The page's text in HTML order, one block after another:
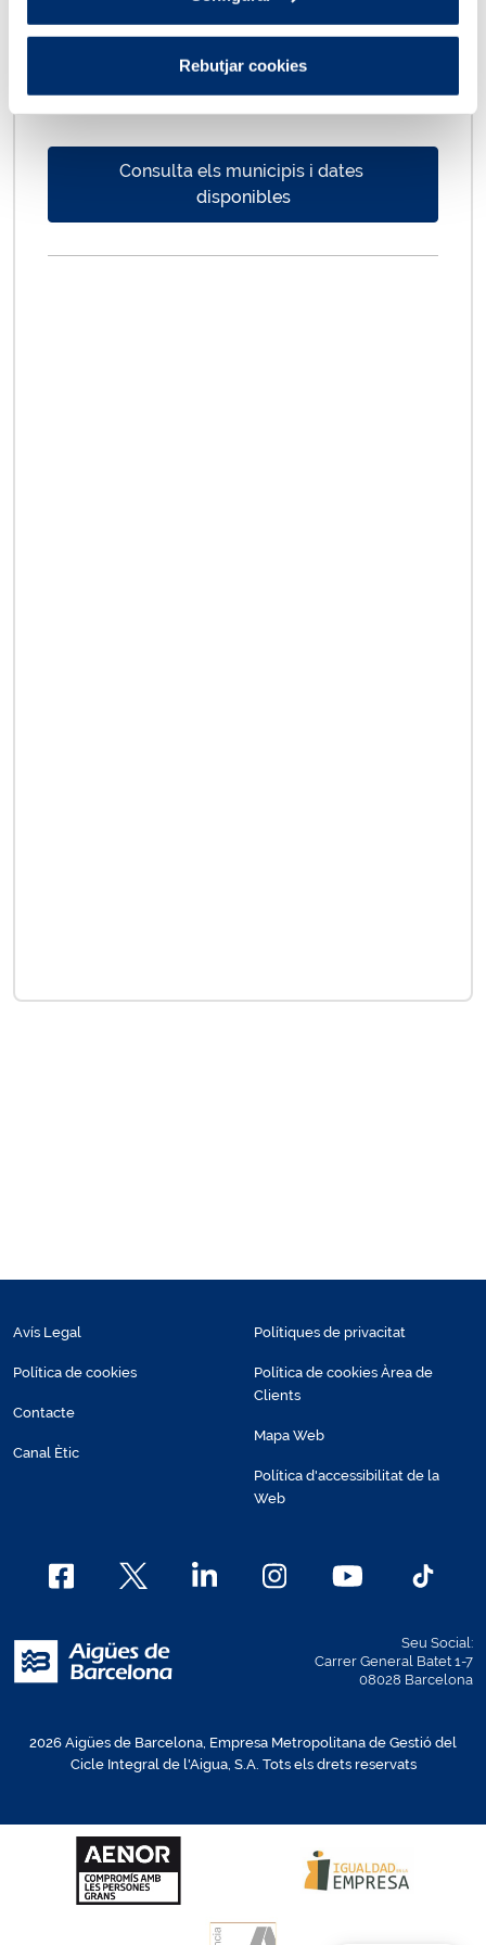
Rebutjar cookies
les consultes i gestions que requereixin, sense
haver de sol·licitar cita prèvia.
Consulta els municipis i dates
disponibles
Avís Legal
Política de cookies
Contacte
Canal Ètic
Polítiques de privacitat
Política de cookies Àrea de
Clients
Mapa Web
Política d'accessibilitat de la
Web
Seu Social:
Carrer General Batet 1-7
08028 Barcelona
2026 Aigües de Barcelona, Empresa Metropolitana de Gestió del
Cicle Integral de l'Aigua, S.A. Tots els drets reservats